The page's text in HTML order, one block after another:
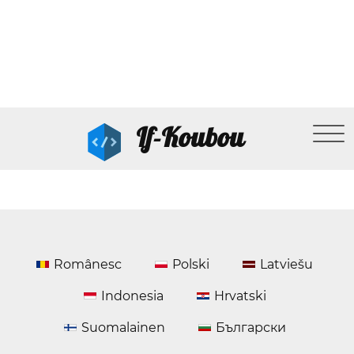
If-Koubou
Românesc Polski Latviešu
Indonesia Hrvatski
Suomalainen Български